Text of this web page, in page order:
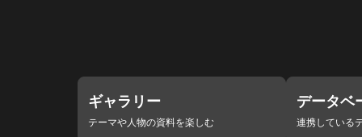
ギャラリー
テーマや人物の資料を楽しむ
データベ
連携している